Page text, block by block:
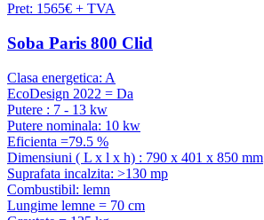
Pret: 1565€ + TVA
Soba Paris 800 Clid
Clasa energetica: A
EcoDesign 2022 = Da
Putere : 7 - 13 kw
Putere nominala: 10 kw
Eficienta =79.5 %
Dimensiuni ( L x l x h) : 790 x 401 x 850 mm
Suprafata incalzita: >130 mp
Combustibil: lemn
Lungime lemne = 70 cm